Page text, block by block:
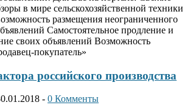
в мире сельскохозяйственной техники
размещения неограниченного
Самостоятельное продление и
своих объявлений Возможность
покупатель»
российского производства
- 0 Комменты